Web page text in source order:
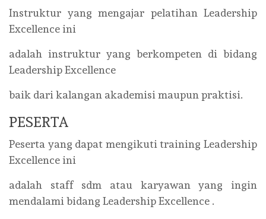
Instruktur yang mengajar pelatihan Leadership
Excellence ini
adalah instruktur yang berkompeten di bidang
Leadership Excellence
baik dari kalangan akademisi maupun praktisi.
PESERTA
Peserta yang dapat mengikuti training Leadership
Excellence ini
adalah staff sdm atau karyawan yang ingin
mendalami bidang Leadership Excellence .